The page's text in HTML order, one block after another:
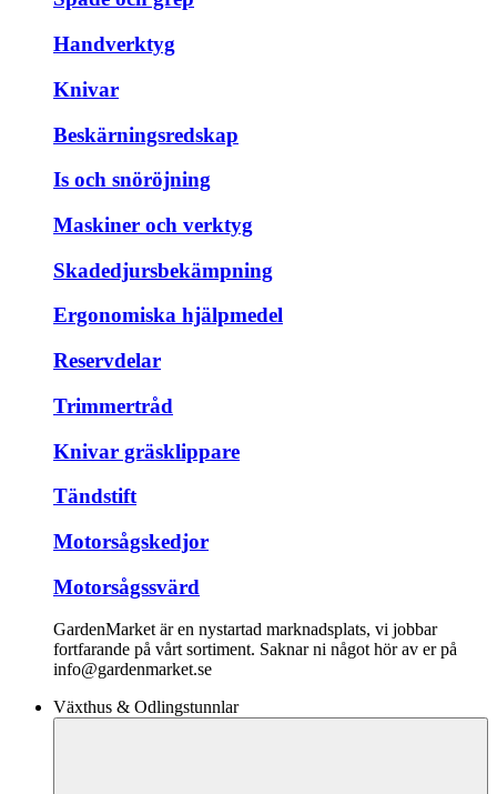
Handverktyg
Knivar
Beskärningsredskap
Is och snöröjning
Maskiner och verktyg
Skadedjursbekämpning
Ergonomiska hjälpmedel
Reservdelar
Trimmertråd
Knivar gräsklippare
Tändstift
Motorsågskedjor
Motorsågssvärd
GardenMarket är en nystartad marknadsplats, vi jobbar
fortfarande på vårt sortiment. Saknar ni något hör av er på
info@gardenmarket.se
Växthus & Odlingstunnlar